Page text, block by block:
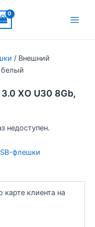
/ Внешний
белый
XO U30 8Gb,
недоступен.
флешки
карте клиента на